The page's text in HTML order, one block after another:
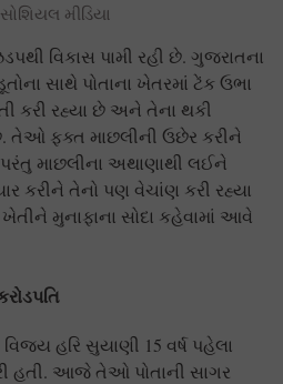
મીડિયા
વિકાસ પામી રહી છે. ગુજરાતના
સાથે પોતાના ખેતરમાં ટેંક ઉભા
કરી રહ્યા છે અને તેના થકી
તેઓ ફક્ત માછલીની ઉછેર કરીને
માછલીના અથાણાથી લઈને
કરીને તેનો પણ વેચાંણ કરી રહ્યા
મુનાફાના સોદા કહેવામાં આવે
હરિ સુયાણી 15 વર્ષ પહેલા
હતી. આજે તેઓ પોતાની સાગર